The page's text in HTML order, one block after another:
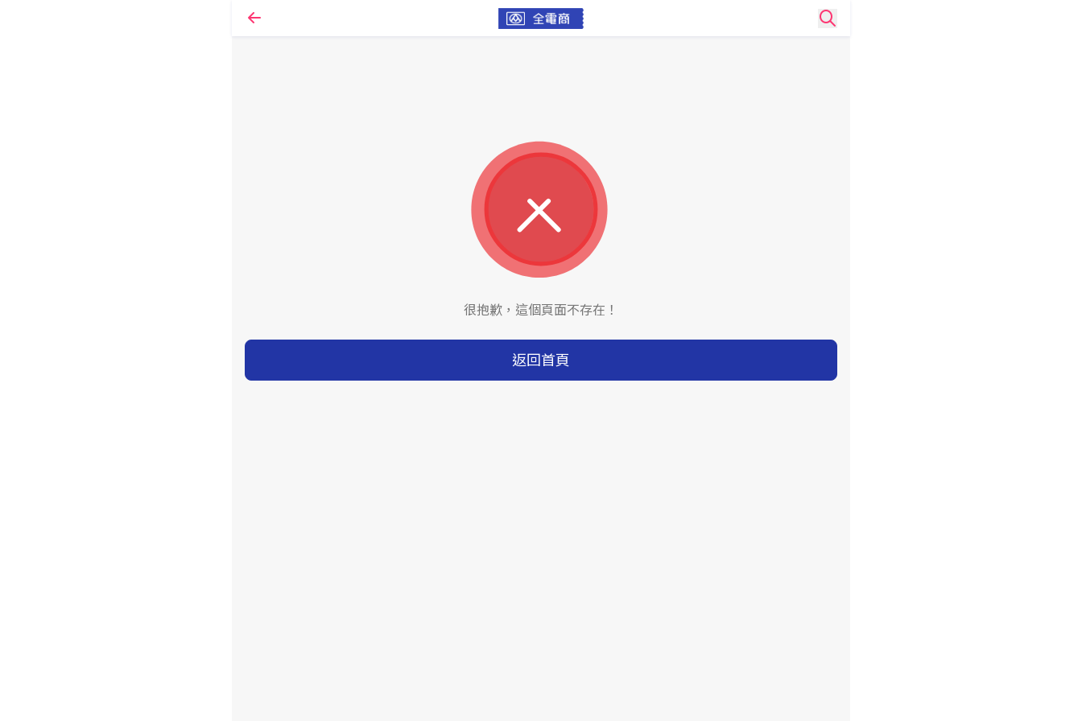
很抱歉，這個頁面不存在！
返回首頁